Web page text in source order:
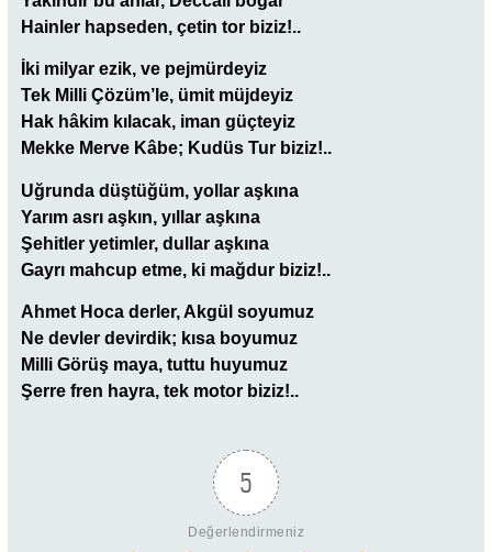
Hainler hapseden, çetin tor biziz!..
İki milyar ezik, ve pejmürdeyiz
Tek Milli Çözüm’le, ümit müjdeyiz
Hak hâkim kılacak, iman güçteyiz
Mekke Merve Kâbe; Kudüs Tur biziz!..
Uğrunda düştüğüm, yollar aşkına
Yarım asrı aşkın, yıllar aşkına
Şehitler yetimler, dullar aşkına
Gayrı mahcup etme, ki mağdur biziz!..
Ahmet Hoca derler, Akgül soyumuz
Ne devler devirdik; kısa boyumuz
Milli Görüş maya, tuttu huyumuz
Şerre fren hayra, tek motor biziz!..
5
Değerlendirmeniz